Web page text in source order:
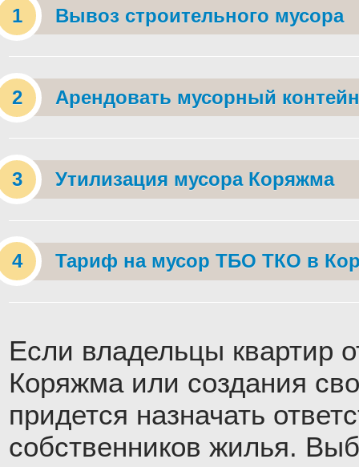
Вывоз строительного мусора
Арендовать мусорный
Утилизация мусора Коряжма
Тариф на мусор ТБО ТКО в
Если владельцы квартир
Коряжма или создания
придется назначать
собственников жилья.